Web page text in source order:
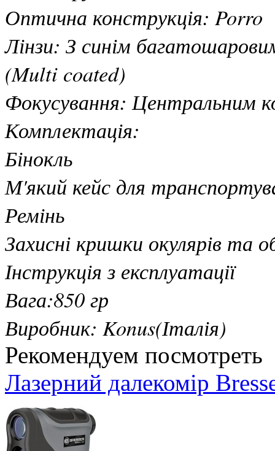
Оптична конструкція: Porro
Лінзи: З синім
(Multi coated)
Фокусування: Центральним
Комплектація:
Бінокль
М'який кейс для
Ремінь
Захисні кришки окулярів та
Інструкція з експлуатації
Вага:850 гр
Виробник: Konus(Італія)
Рекомендуем посмотреть
Лазерний далекомір